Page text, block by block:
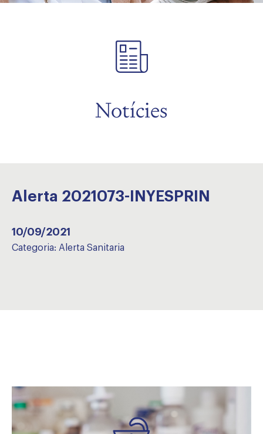
Notícies
Alerta 2021073-INYESPRIN
10/09/2021
Categoria: Alerta Sanitaria